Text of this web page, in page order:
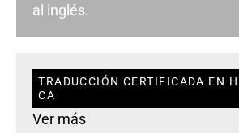
al inglés.
TRADUCCIÓN CERTIFICADA EN
CA
Ver más